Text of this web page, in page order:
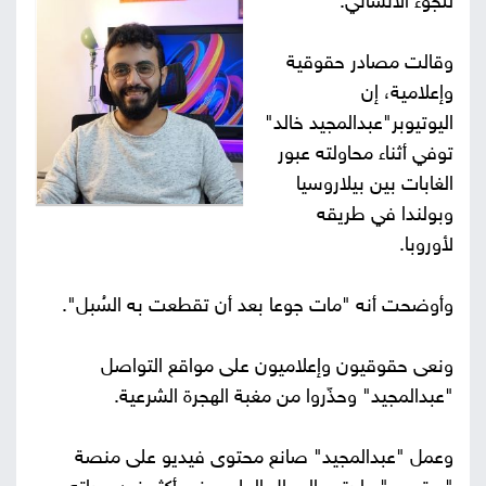
نحن
إتصل
بنا
البحث
وقالت مصادر حقوقية
وإعلامية، إن
اليوتيوبر"عبدالمجيد خالد"
توفي أثناء محاولته عبور
الغابات بين بيلاروسيا
وبولندا في طريقه
لأوروبا.
وأوضحت أنه "مات جوعا بعد أن تقطعت به السُبل".
ونعى حقوقيون وإعلاميون على مواقع التواصل
"عبدالمجيد" وحذّروا من مغبة الهجرة الشرعية.
وعمل "عبدالمجيد" صانع محتوى فيديو على منصة